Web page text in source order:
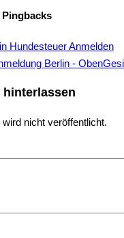
Pingbacks
Hundesteuer Anmelden
Berlin -
hinterlassen
nicht veröffentlicht.